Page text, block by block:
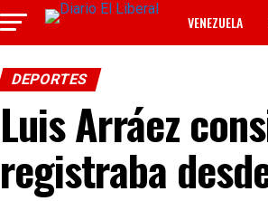
VENEZUELA
DEPORTES
Luis Arráez
registraba